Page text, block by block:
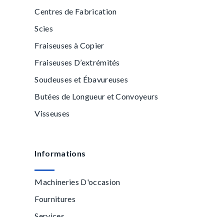
Centres de Fabrication
Scies
Fraiseuses à Copier
Fraiseuses D’extrémités
Soudeuses et Ébavureuses
Butées de Longueur et Convoyeurs
Visseuses
Informations
Machineries D'occasion
Fournitures